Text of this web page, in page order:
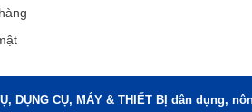
DỤNG CỤ, MÁY & THIẾT BỊ dân dụng,